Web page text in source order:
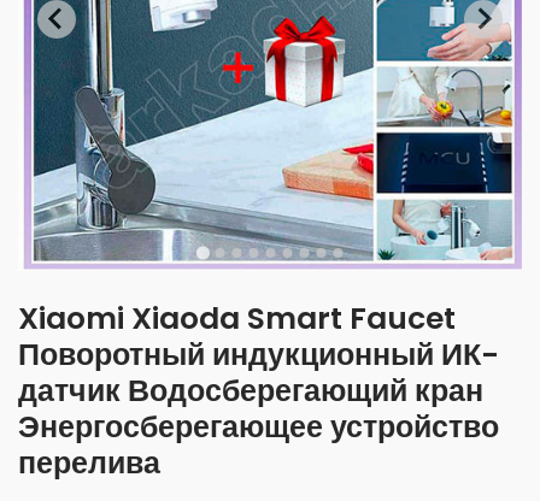
Xiaomi Xiaoda Smart Faucet
Поворотный индукционный ИК-
датчик Водосберегающий кран
Энергосберегающее устройство
перелива